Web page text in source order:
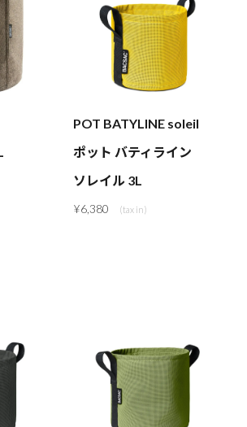
POT BATYLINE soleil
ポット バティライン
ソレイル 3L
¥6,380